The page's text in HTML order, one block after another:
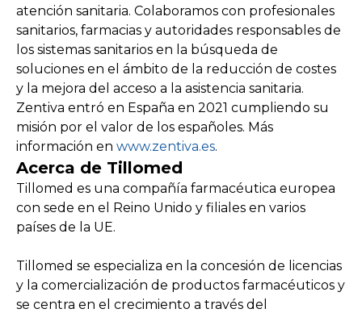
atención sanitaria. Colaboramos con profesionales
sanitarios, farmacias y autoridades responsables de
los sistemas sanitarios en la búsqueda de
soluciones en el ámbito de la reducción de costes
y la mejora del acceso a la asistencia sanitaria.
Zentiva entró en España en 2021 cumpliendo su
misión por el valor de los españoles. Más
información en www.zentiva.es.
Acerca de Tillomed
Tillomed es una compañía farmacéutica europea
con sede en el Reino Unido y filiales en varios
países de la UE.
Tillomed se especializa en la concesión de licencias
y la comercialización de productos farmacéuticos y
se centra en el crecimiento a través del